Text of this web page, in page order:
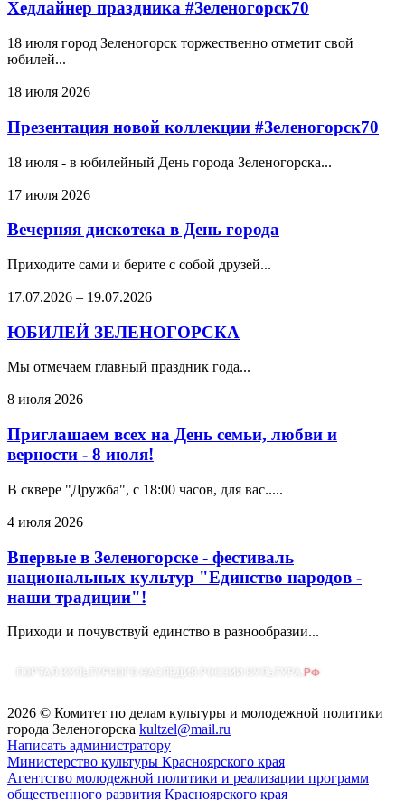
Хедлайнер праздника #Зеленогорск70
18 июля город Зеленогорск торжественно отметит свой
юбилей...
18 июля 2026
Презентация новой коллекции #Зеленогорск70
18 июля - в юбилейный День города Зеленогорска...
17 июля 2026
Вечерняя дискотека в День города
Приходите сами и берите с собой друзей...
17.07.2026 – 19.07.2026
ЮБИЛЕЙ ЗЕЛЕНОГОРСКА
Мы отмечаем главный праздник года...
8 июля 2026
Приглашаем всех на День семьи, любви и
верности - 8 июля!
В сквере "Дружба", с 18:00 часов, для вас.....
4 июля 2026
Впервые в Зеленогорске - фестиваль
национальных культур "Единство народов -
наши традиции"!
Приходи и почувствуй единство в разнообразии...
2026 © Комитет по делам культуры и молодежной политики
города Зеленогорска kultzel@mail.ru
Написать администратору
Министерство культуры Красноярского края
Агентство молодежной политики и реализации программ
общественного развития Красноярского края